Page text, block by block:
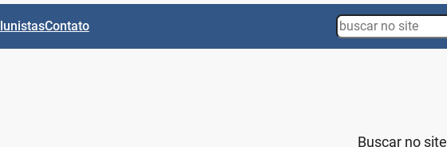
Contato Search
Buscar no site